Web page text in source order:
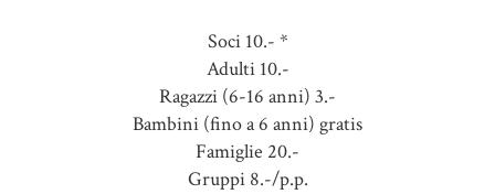
Soci 10.- *
Adulti 10.-
Ragazzi (6-16 anni) 3.-
Bambini (fino a 6 anni) gratis
Famiglie 20.-
Gruppi 8.-/p.p.